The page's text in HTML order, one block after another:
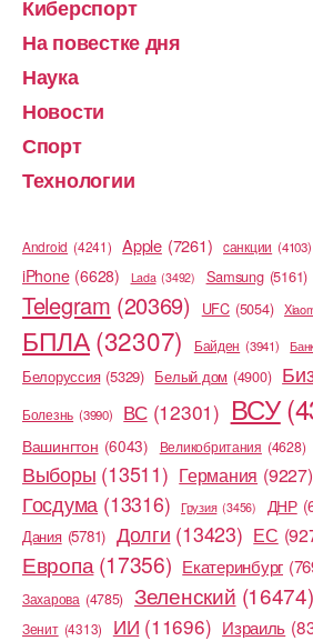
Киберспорт
На повестке дня
Наука
Новости
Спорт
Технологии
Android (4241) Apple (7261) cанкции (4103)
iPhone (6628) Lada (3492) Samsung (5161)
Telegram (20369) UFC (5054)
БПЛА(32307) Байден (3941)
Белоруссия (5329) Белый дом (4900)
Болезнь (3990) ВС (12301) ВСУ
Вашингтон (6043) Великобритания (4628)
Выборы (13511) Германия (9227)
Госдума (13316) Грузия (3456) ДНР
Дания (5781) Долги (13423) ЕС
Европа (17356) Екатеринбург
Захарова (4785) Зеленский (16474)
Зенит (4313) ИИ (11696) Израиль